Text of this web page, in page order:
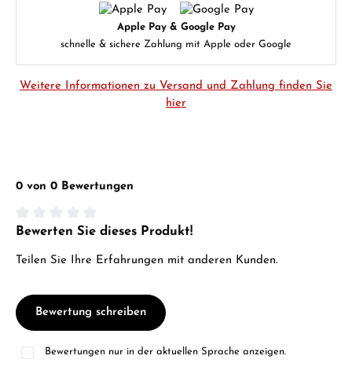
Apple Pay & Google Pay
schnelle & sichere Zahlung mit Apple oder Google
Weitere Informationen zu Versand und Zahlung finden Sie
hier
0 von 0 Bewertungen
Durchschnittliche Bewertung von 0 von 5 Sternen
Bewerten Sie dieses Produkt!
Teilen Sie Ihre Erfahrungen mit anderen Kunden.
Bewertung schreiben
Bewertungen nur in der aktuellen Sprache anzeigen.